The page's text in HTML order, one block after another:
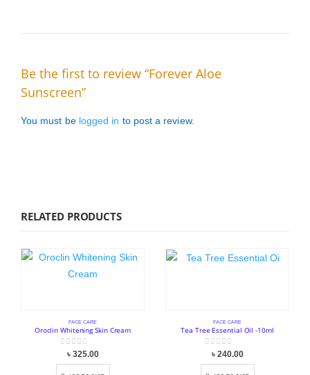
Be the first to review “Forever Aloe
Sunscreen”
You must be logged in to post a review.
RELATED PRODUCTS
FACE CARE
Oroclin Whitening Skin Cream
out of 5
৳ 325.00
FACE CARE
Tea Tree Essential Oil -10ml
out of 5
৳ 240.00